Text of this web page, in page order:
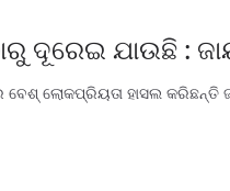
ଦୂରେଇ ଯାଉଛି :
ଲୋକପ୍ରିୟତା ହାସଲ କରିଛନ୍ତି